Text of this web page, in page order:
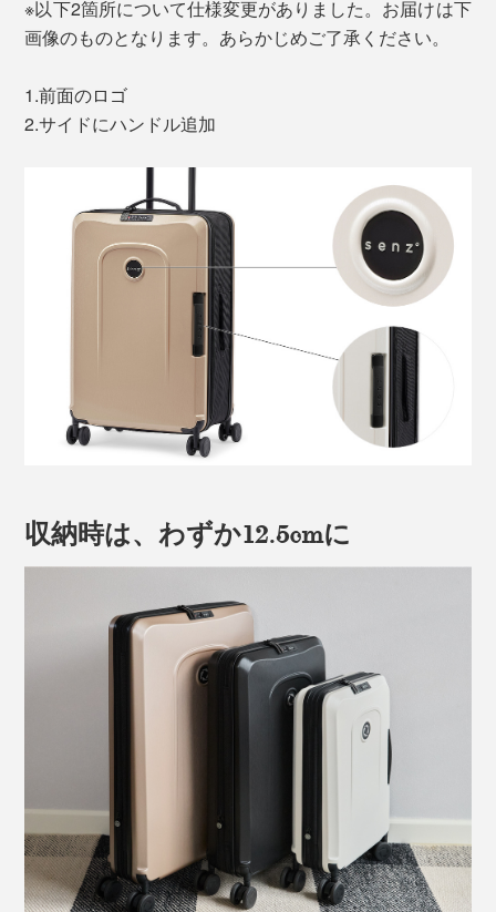
※以下2箇所について仕様変更がありました。お届けは下
画像のものとなります。あらかじめご了承ください。
1.前面のロゴ
2.サイドにハンドル追加
収納時は、わずか12.5cmに